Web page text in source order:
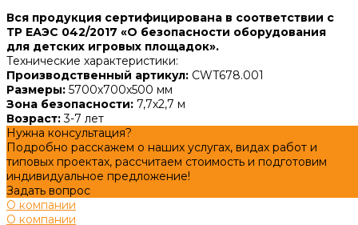
Вся продукция сертифицирована в соответствии с
ТР ЕАЭС 042/2017 «О безопасности оборудования
для детских игровых площадок».
Технические характеристики:
Производственный артикул: CWT678.001
Размеры: 5700х700х500 мм
Зона безопасности: 7,7х2,7 м
Возраст:3-7 лет
Нужна консультация?
Подробно расскажем о наших услугах, видах работ и
типовых проектах, рассчитаем стоимость и подготовим
индивидуальное предложение!
Задать вопрос
О компании
О компании